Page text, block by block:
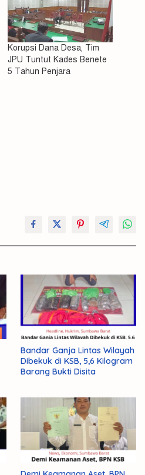
Korupsi Dana Desa, Tim
JPU Tuntut Kades Benete
5 Tahun Penjara
Bandar Ganja Lintas Wilayah
Dibekuk di KSB, 5,6 Kilogram
Barang Bukti Disita